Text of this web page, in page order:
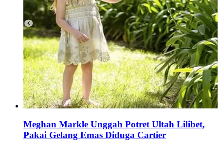
Meghan Markle Unggah Potret Ultah Lilibet,
Pakai Gelang Emas Diduga Cartier